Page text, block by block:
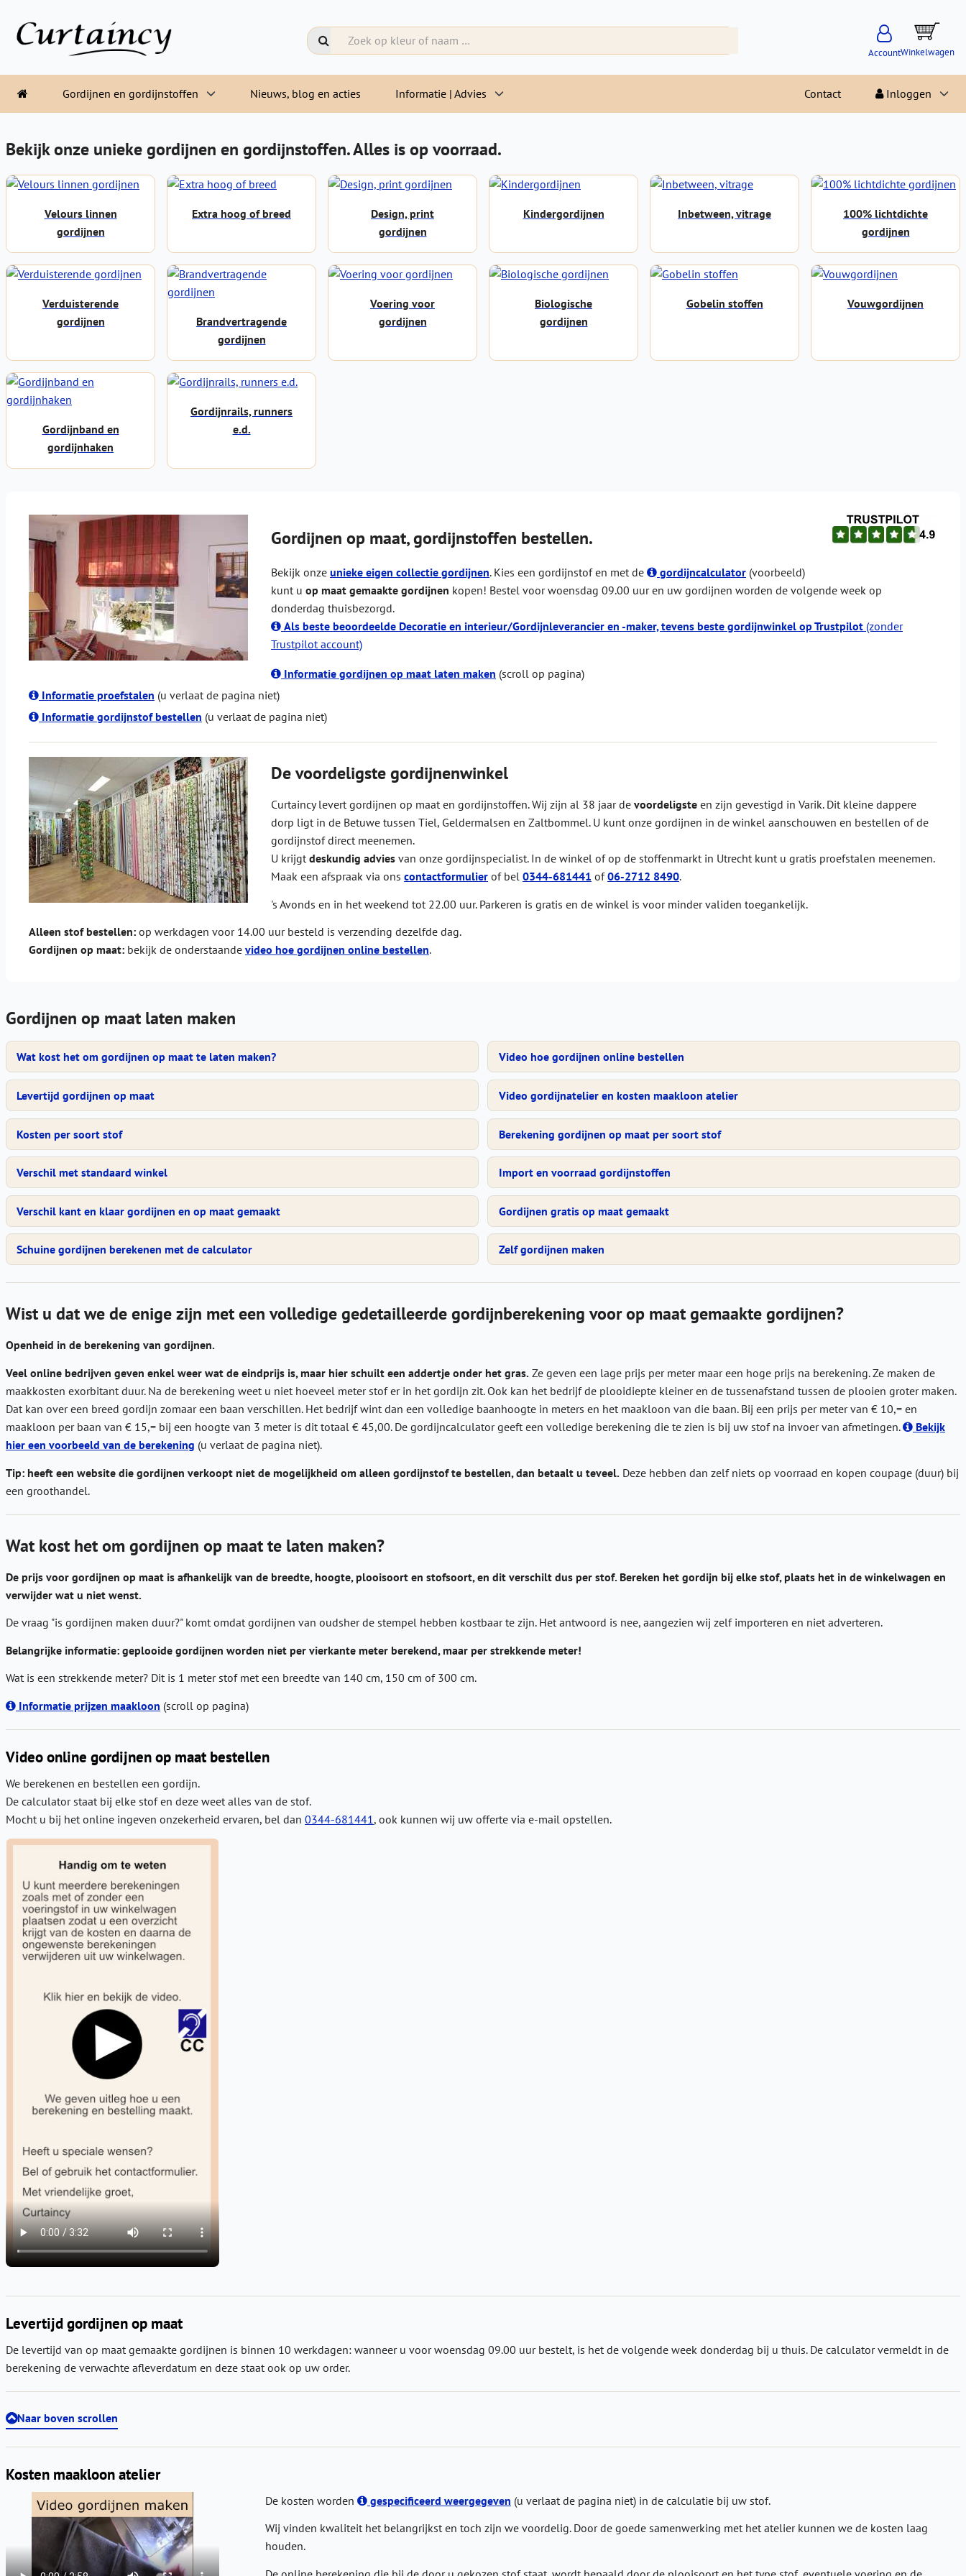
AccountWinkelwagen
Gordijnen en gordijnstoffen Nieuws, blog en acties Informatie | Advies Contact Inloggen
Bekijk onze unieke gordijnen en gordijnstoffen. Alles is op voorraad.
Velours linnen
gordijnen
Extra hoog of breed
Design, print
gordijnen
Kindergordijnen Inbetween, vitrage
100% lichtdichte
gordijnen
Verduisterende
gordijnen
Brandvertragende
gordijnen
Voering voor
gordijnen
Biologische
gordijnen
Gobelin stoffen Vouwgordijnen
Gordijnband en
gordijnhaken
Gordijnrails, runners
e.d.
Gordijnen op maat, gordijnstoffen bestellen.
Bekijk onze unieke eigen collectie gordijnen. Kies een gordijnstof en met de gordijncalculator (voorbeeld)
kunt u op maat gemaakte gordijnen kopen! Bestel voor woensdag 09.00 uur en uw gordijnen worden de volgende week op
donderdag thuisbezorgd.
Als beste beoordeelde Decoratie en interieur/Gordijnleverancier en -maker, tevens beste gordijnwinkel op Trustpilot (zonder
Trustpilot account)
Informatie gordijnen op maat laten maken (scroll op pagina)
Informatie proefstalen (u verlaat de pagina niet)
Informatie gordijnstof bestellen (u verlaat de pagina niet)
De voordeligste gordijnenwinkel
Curtaincy levert gordijnen op maat en gordijnstoffen. Wij zijn al 38 jaar de voordeligste en zijn gevestigd in Varik. Dit kleine dappere
dorp ligt in de Betuwe tussen Tiel, Geldermalsen en Zaltbommel. U kunt onze gordijnen in de winkel aanschouwen en bestellen of de
gordijnstof direct meenemen.
U krijgtdeskundig advies van onze gordijnspecialist. In de winkel of op de stoffenmarkt in Utrecht kunt u gratis proefstalen meenemen.
Maak een afspraak via ons contactformulier of bel 0344-681441 of06-2712 8490.
's Avonds en in het weekend tot 22.00 uur. Parkeren is gratis en de winkel is voor minder validen toegankelijk.
Alleen stof bestellen: op werkdagen voor 14.00 uur besteld is verzending dezelfde dag.
Gordijnen op maat: bekijk de onderstaande video hoe gordijnen online bestellen.
Gordijnen op maat laten maken
Wat kost het om gordijnen op maat te laten maken? Video hoe gordijnen online bestellen
Levertijd gordijnen op maat Video gordijnatelier en kosten maakloon atelier
Kosten per soort stof Berekening gordijnen op maat per soort stof
Verschil met standaard winkel Import en voorraad gordijnstoffen
Verschil kant en klaar gordijnen en op maat gemaakt Gordijnen gratis op maat gemaakt
Schuine gordijnen berekenen met de calculator Zelf gordijnen maken
Wist u dat we de enige zijn met een volledige gedetailleerde gordijnberekening voor op maat gemaakte gordijnen?
Openheid in de berekening van gordijnen.
Veel online bedrijven geven enkel weer wat de eindprijs is, maar hier schuilt een addertje onder het gras. Ze geven een lage prijs per meter maar een hoge prijs na berekening. Ze maken de
maakkosten exorbitant duur. Na de berekening weet u niet hoeveel meter stof er in het gordijn zit. Ook kan het bedrijf de plooidiepte kleiner en de tussenafstand tussen de plooien groter maken.
Dat kan over een breed gordijn zomaar een baan verschillen. Het bedrijf wint dan een volledige baanhoogte in meters en het maakloon van die baan. Bij een prijs per meter van € 10,= en
maakloon per baan van € 15,= bij een hoogte van 3 meter is dit totaal € 45,00. De gordijncalculator geeft een volledige berekening die te zien is bij uw stof na invoer van afmetingen.
Bekijk
hier een voorbeeld van de berekening (u verlaat de pagina niet).
Tip: heeft een website die gordijnen verkoopt niet de mogelijkheid om alleen gordijnstof te bestellen, dan betaalt u teveel. Deze hebben dan zelf niets op voorraad en kopen coupage (duur) bij
een groothandel.
Wat kost het om gordijnen op maat te laten maken?
De prijs voor gordijnen op maat is afhankelijk van de breedte, hoogte, plooisoort en stofsoort, en dit verschilt dus per stof. Bereken het gordijn bij elke stof, plaats het in de winkelwagen en
verwijder wat u niet wenst.
De vraag "is gordijnen maken duur?" komt omdat gordijnen van oudsher de stempel hebben kostbaar te zijn. Het antwoord is nee, aangezien wij zelf importeren en niet adverteren.
Belangrijke informatie: geplooide gordijnen worden niet per vierkante meter berekend, maar per strekkende meter!
Wat is een strekkende meter? Dit is 1 meter stof met een breedte van 140 cm, 150 cm of 300 cm.
Informatie prijzen maakloon (scroll op pagina)
Video online gordijnen op maat bestellen
We berekenen en bestellen een gordijn.
De calculator staat bij elke stof en deze weet alles van de stof.
Mocht u bij het online ingeven onzekerheid ervaren, bel dan 0344-681441 , ook kunnen wij uw offerte via e-mail opstellen.
Levertijd gordijnen op maat
De levertijd van op maat gemaakte gordijnen is binnen 10 werkdagen: wanneer u voor woensdag 09.00 uur bestelt, is het de volgende week donderdag bij u thuis. De calculator vermeldt in de
berekening de verwachte afleverdatum en deze staat ook op uw order.
Naar boven scrollen
Kosten maakloon atelier
De kosten worden gespecificeerd weergegeven (u verlaat de pagina niet) in de calculatie bij uw stof.
Wij vinden kwaliteit het belangrijkst en toch zijn we voordelig. Door de goede samenwerking met het atelier kunnen we de kosten laag
houden.